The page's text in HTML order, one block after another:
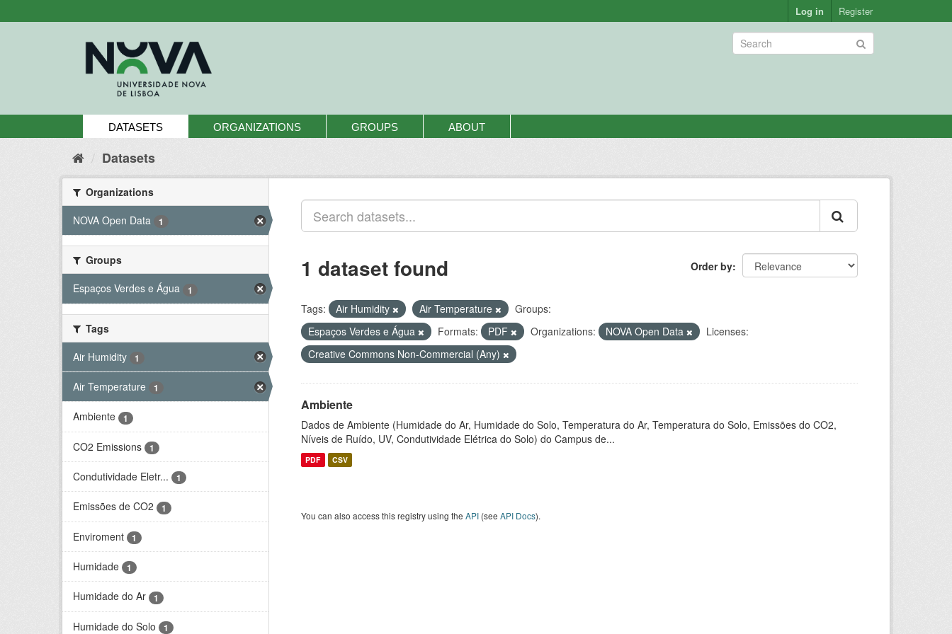
to
Log in Register
DATASETS ORGANIZATIONS GROUPS ABOUT
Datasets
Organizations
NOVA Open Data
1
Groups
Espaços Verdes e Água
1
Tags
Air Humidity
1
Air Temperature 1
Ambiente 1
CO2 Emissions 1
Condutividade Eletr... 1
Emissões de CO2 1
Enviroment 1
Humidade 1
Humidade do Ar 1
Humidade do Solo 1
Order by
1 dataset found
Tags: Air Humidity Air Temperature
Groups:
Espaços Verdes e Água
Formats: PDF Organizations: NOVA Open Data
Licenses:
Creative Commons Non-Commercial (Any)
Ambiente
Dados de Ambiente (Humidade do Ar, Humidade do Solo, Temperatura do Ar, Temperatura do Solo, Emissões do CO2,
Níveis de Ruído, UV, Condutividade Elétrica do Solo) do Campus de...
PDF CSV
You can also access this registry using the API (see API Docs).